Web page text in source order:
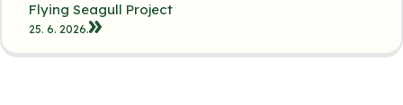
Flying Seagull Project
25. 6. 2026.